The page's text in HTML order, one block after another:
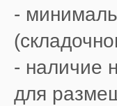
-
- наличие
для